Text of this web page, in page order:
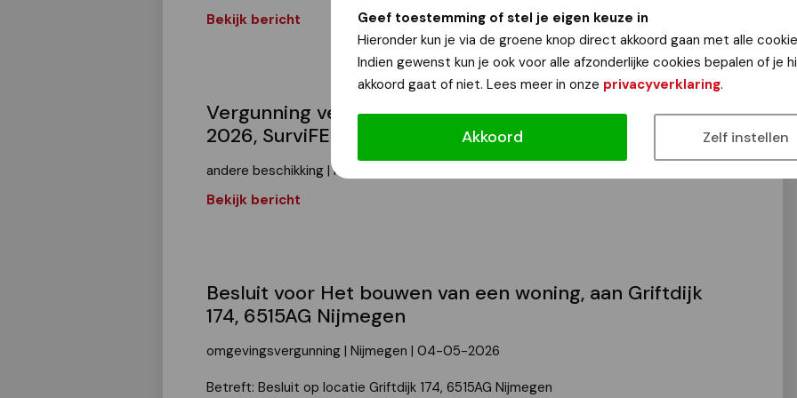
Geef toestemming of stel je eigen keuze in
Hieronder kun je via de groene knop direct akkoord gaan met alle
Indien gewenst kun je ook voor alle afzonderlijke cookies bepalen of je
akkoord gaat of niet. Lees meer in onze privacyverklaring.
Akkoord Zelf instellen
Bekijk bericht
Vergunning verleend - evenementenvergunning - 17 mei
2026, SurviFELrun 2026 - Park Brakkenstein te Nijmegen
andere beschikking | Nijmegen | 04-05-2026
Bekijk bericht
Besluit voor Het bouwen van een woning, aan Griftdijk
174, 6515AG Nijmegen
omgevingsvergunning | Nijmegen | 04-05-2026
Betreft: Besluit op locatie Griftdijk 174, 6515AG Nijmegen